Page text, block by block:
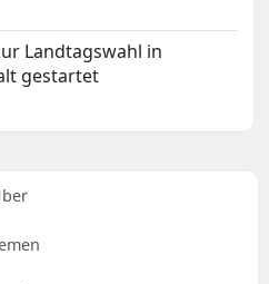
Landtagswahl in
gestartet